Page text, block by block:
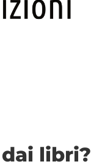
libri?